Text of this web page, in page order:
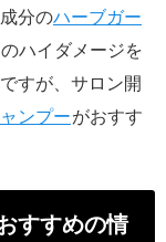
分のハーブガー
ハイダメージを
すが、サロン開
ンプーがおすす
すすめの情